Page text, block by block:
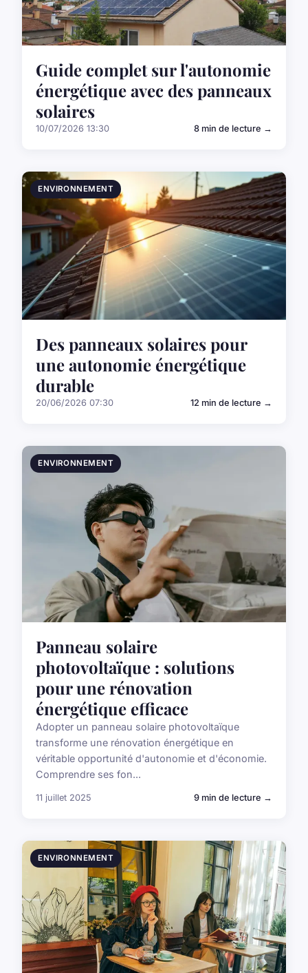
Guide complet sur l'autonomie
énergétique avec des panneaux
solaires
10/07/2026 13:30 8 min de lecture →
ENVIRONNEMENT
Des panneaux solaires pour
une autonomie énergétique
durable
20/06/2026 07:30 12 min de lecture →
ENVIRONNEMENT
Panneau solaire
photovoltaïque : solutions
pour une rénovation
énergétique efficace
Adopter un panneau solaire photovoltaïque
transforme une rénovation énergétique en
véritable opportunité d'autonomie et d'économie.
Comprendre ses fon...
11 juillet 2025 9 min de lecture →
ENVIRONNEMENT